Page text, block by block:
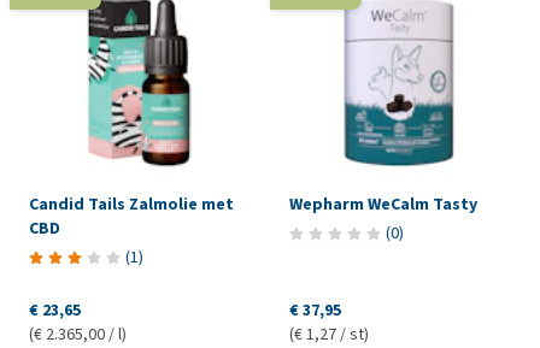
Candid Tails Zalmolie met
CBD
(1)
€ 23,65
(€ 2.365,00 / l)
Wepharm WeCalm Tasty
(0)
€ 37,95
(€ 1,27 / st)